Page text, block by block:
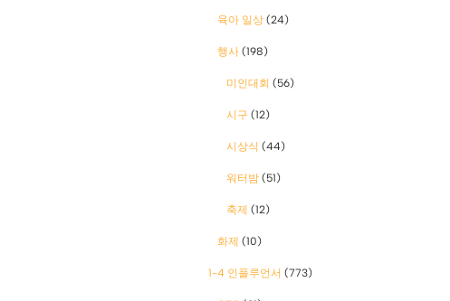
육아 일상 (24)
행사 (198)
미인대회 (56)
시구 (12)
시상식 (44)
워터밤 (51)
축제 (12)
화제 (10)
1-4 인플루언서 (773)